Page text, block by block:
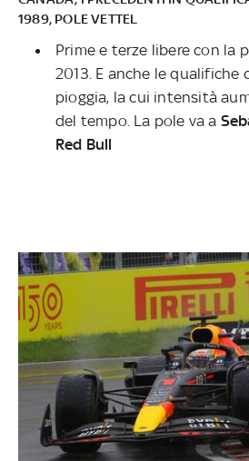
1989, POLE VETTEL
Prime e terze libere con la
2013. E anche le qualifiche
pioggia, la cui intensità
del tempo. La pole va a
Red Bull